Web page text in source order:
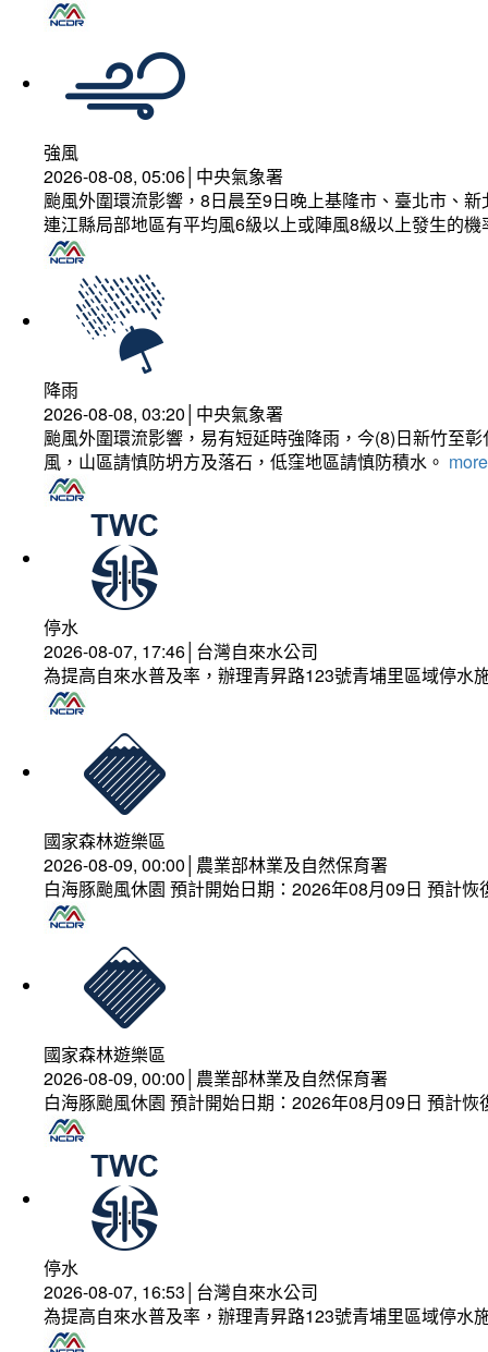
強風
2026-08-08, 05:06│中央氣象署
颱風外圍環流影響，8日晨至9日晚上基隆市、臺北市、
連江縣局部地區有平均風6級以上或陣風8級以上發生的
降雨
2026-08-08, 03:20│中央氣象署
颱風外圍環流影響，易有短延時強降雨，今(8)日新竹至
風，山區請慎防坍方及落石，低窪地區請慎防積水。
停水
2026-08-07, 17:46│台灣自來水公司
為提高自來水普及率，辦理青昇路123號青埔里區域停水
國家森林遊樂區
2026-08-09, 00:00│農業部林業及自然保育署
白海豚颱風休園 預計開始日期：2026年08月09日 預計
國家森林遊樂區
2026-08-09, 00:00│農業部林業及自然保育署
白海豚颱風休園 預計開始日期：2026年08月09日 預計
停水
2026-08-07, 16:53│台灣自來水公司
為提高自來水普及率，辦理青昇路123號青埔里區域停水